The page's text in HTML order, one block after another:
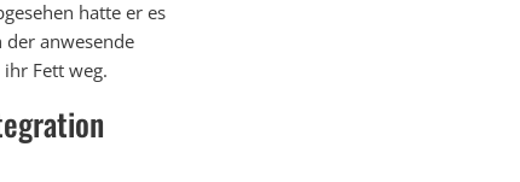
hatte er es
anwesende
Fett weg.